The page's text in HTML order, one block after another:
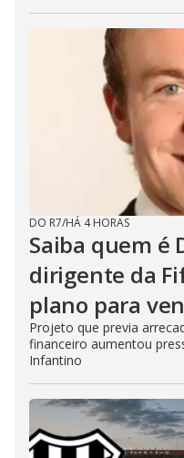
DO R7/HÁ 4 HORAS
Saiba quem é
dirigente da
plano para
Projeto que previa
financeiro aumentou
Infantino